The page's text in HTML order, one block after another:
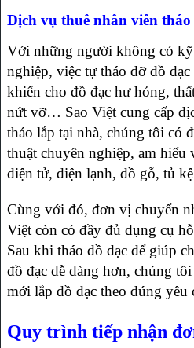
Dịch vụ thuê nhân viên
Với những người không có
nghiệp, việc tự tháo dỡ đồ
khiến cho đồ đạc hư hỏng,
nứt vỡ… Sao Việt cung cấp
tháo lắp tại nhà, chúng tôi có
thuật chuyên nghiệp, am hiểu
điện tử, điện lạnh, đồ gỗ, tủ
Cùng với đó, đơn vị chuyển
Việt còn có đầy đủ dụng cụ
Sau khi tháo đồ đạc để giúp
đồ đạc dễ dàng hơn, chúng
mới lắp đồ đạc theo đúng yêu
Quy trình tiếp nhận